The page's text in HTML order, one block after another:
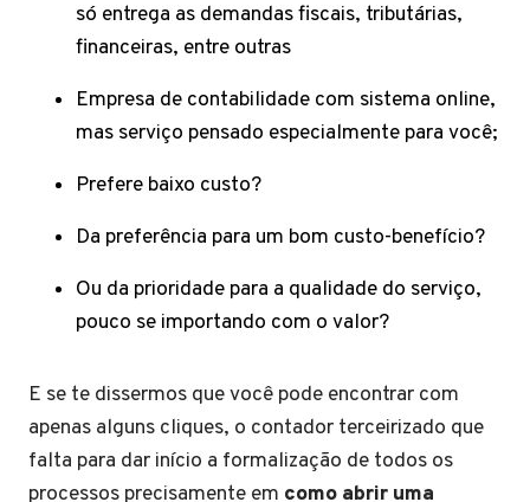
só entrega as demandas fiscais, tributárias,
financeiras, entre outras
Empresa de contabilidade com sistema online,
mas serviço pensado especialmente para você;
Prefere baixo custo?
Da preferência para um bom custo-benefício?
Ou da prioridade para a qualidade do serviço,
pouco se importando com o valor?
E se te dissermos que você pode encontrar com
apenas alguns cliques, o contador terceirizado que
falta para dar início a formalização de todos os
processos precisamente em como abrir uma